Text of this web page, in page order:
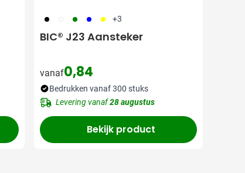
001 310 004 005 006 +3
BIC® J23 Aansteker
vanaf0,84
Bedrukken vanaf 300 stuks
Levering vanaf28 augustus
Bekijk product